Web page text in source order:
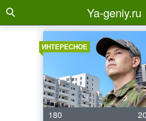
Ya-geniy.ru
ИНТЕРЕСНОЕ
180